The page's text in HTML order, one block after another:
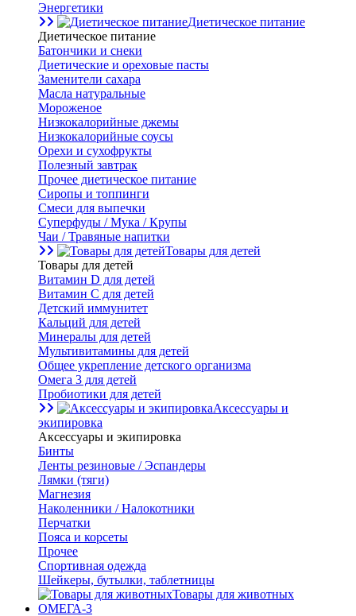
Энергетики
Диетическое питание
Диетическое питание
Батончики и снеки
Диетические и ореховые пасты
Заменители сахара
Масла натуральные
Мороженое
Низкокалорийные джемы
Низкокалорийные соусы
Орехи и сухофрукты
Полезный завтрак
Прочее диетическое питание
Сиропы и топпинги
Смеси для выпечки
Суперфуды / Мука / Крупы
Чаи / Травяные напитки
Товары для детей
Товары для детей
Витамин D для детей
Витамин С для детей
Детский иммунитет
Кальций для детей
Минералы для детей
Мультивитамины для детей
Общее укрепление детского организма
Омега 3 для детей
Пробиотики для детей
Аксессуары и
экипировка
Аксессуары и экипировка
Бинты
Ленты резиновые / Эспандеры
Лямки (тяги)
Магнезия
Наколенники / Налокотники
Перчатки
Пояса и корсеты
Прочее
Спортивная одежда
Шейкеры, бутылки, таблетницы
Товары для животных
ОМЕГА-3